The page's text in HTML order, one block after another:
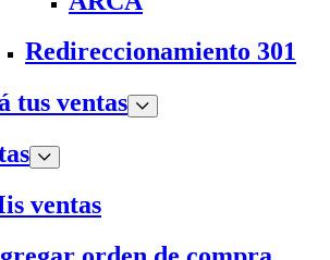
Redireccionamiento 301
tus ventas
ventas